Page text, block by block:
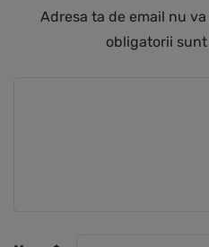
Adresa ta de email nu
obligatorii